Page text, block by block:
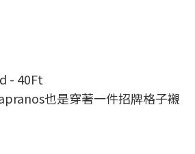
- 40Ft
也是穿著一件招牌格子襯